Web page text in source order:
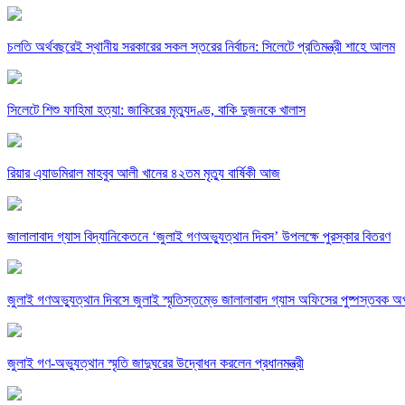
চলতি অর্থবছরেই স্থানীয় সরকারের সকল স্তরের নির্বাচন: সিলেটে প্রতিমন্ত্রী শাহে আলম
সিলেটে শিশু ফাহিমা হত্যা: জাকিরের মৃত্যুদণ্ড, বাকি দুজনকে খালাস
রিয়ার এ্যাডমিরাল মাহবুব আলী খানের ৪২তম মৃত্যু বার্ষিকী আজ
জালালাবাদ গ্যাস বিদ্যানিকেতনে ‘জুলাই গণঅভ্যুত্থান দিবস’ উপলক্ষে পুরস্কার বিতরণ
জুলাই গণঅভ্যুত্থান দিবসে জুলাই স্মৃতিস্তম্ভে জালালাবাদ গ্যাস অফিসের পুষ্পস্তবক
জুলাই গণ-অভ্যুত্থান স্মৃতি জাদুঘরের উদ্বোধন করলেন প্রধানমন্ত্রী